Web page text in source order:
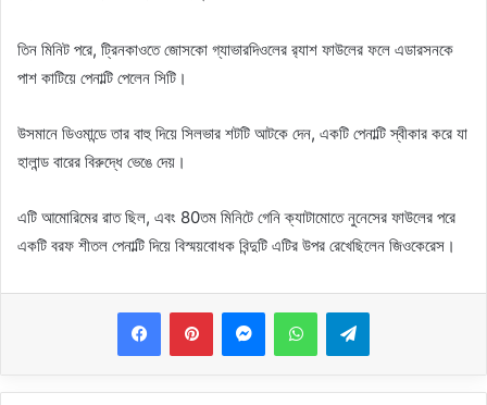
তিন মিনিট পরে, ট্রিনকাওতে জোসকো গ্যাভারদিওলের র‍্যাশ ফাউলের ​​ফলে এডারসনকে
পাশ কাটিয়ে পেনাল্টি পেলেন সিটি।
উসমানে ডিওমান্ডে তার বাহু দিয়ে সিলভার শটটি আটকে দেন, একটি পেনাল্টি স্বীকার করে যা
হালান্ড বারের বিরুদ্ধে ভেঙে দেয়।
এটি আমোরিমের রাত ছিল, এবং 80তম মিনিটে গেনি ক্যাটামোতে নুনেসের ফাউলের ​​পরে
একটি বরফ শীতল পেনাল্টি দিয়ে বিস্ময়বোধক বিন্দুটি এটির উপর রেখেছিলেন জিওকেরেস।
MessengerWhatsAppTelegram